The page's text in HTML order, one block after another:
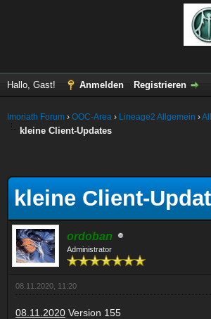
Hallo, Gast! Anmelden Registrieren
Imoriath Forum › OOC-Area › Lineage2 Allgemein ›
kleine Client-Updates
kleine Client-
ordoban
Administrator
08.11.2020, 11:20
08.11.2020 Version 155